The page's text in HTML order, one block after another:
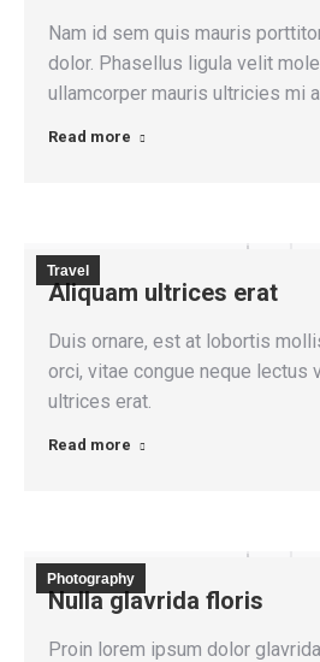
Nam id sem quis mauris
dolor. Phasellus ligula velit
ullamcorper mauris ultricies mi
Read more
Travel
Aliquam ultrices erat
Duis ornare, est at lobortis
orci, vitae congue neque lectus
ultrices erat.
Read more
Photography
Nulla glavrida floris
Proin lorem ipsum dolor